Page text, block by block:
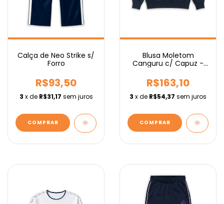
Calça de Neo Strike s/
Forro
R$93,50
3 x de R$31,17 sem juros
COMPRAR
Blusa Moletom
Canguru c/ Capuz -
R$163,10
3 x de R$54,37 sem juros
COMPRAR